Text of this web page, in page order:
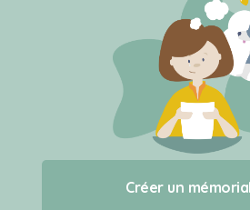
Créer un
Qui sommes-
Créer un mémorial